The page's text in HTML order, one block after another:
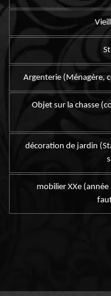
Argenterie (Ménagère,
Objet sur la chasse
décoration de jardin
mobilier XXe